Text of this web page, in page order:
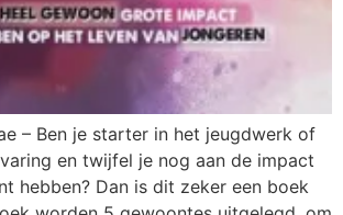
– Ben je starter in het jeugdwerk of
en twijfel je nog aan de impact
hebben? Dan is dit zeker een boek